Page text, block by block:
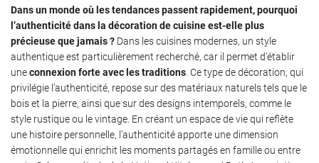
Dans un monde où les tendances passent rapidement, pourquoi
l’authenticité dans la décoration de cuisine est-elle plus
précieuse que jamais ? Dans les cuisines modernes, un style
authentique est particulièrement recherché, car il permet d’établir
uneconnexion forte avec les traditions . Ce type de décoration, qui
privilégie l’authenticité, repose sur des matériaux naturels tels que le
bois et la pierre, ainsi que sur des designs intemporels, comme le
style rustique ou le vintage. En créant un espace de vie qui reflète
une histoire personnelle, l’authenticité apporte une dimension
émotionnelle qui enrichit les moments partagés en famille ou entre